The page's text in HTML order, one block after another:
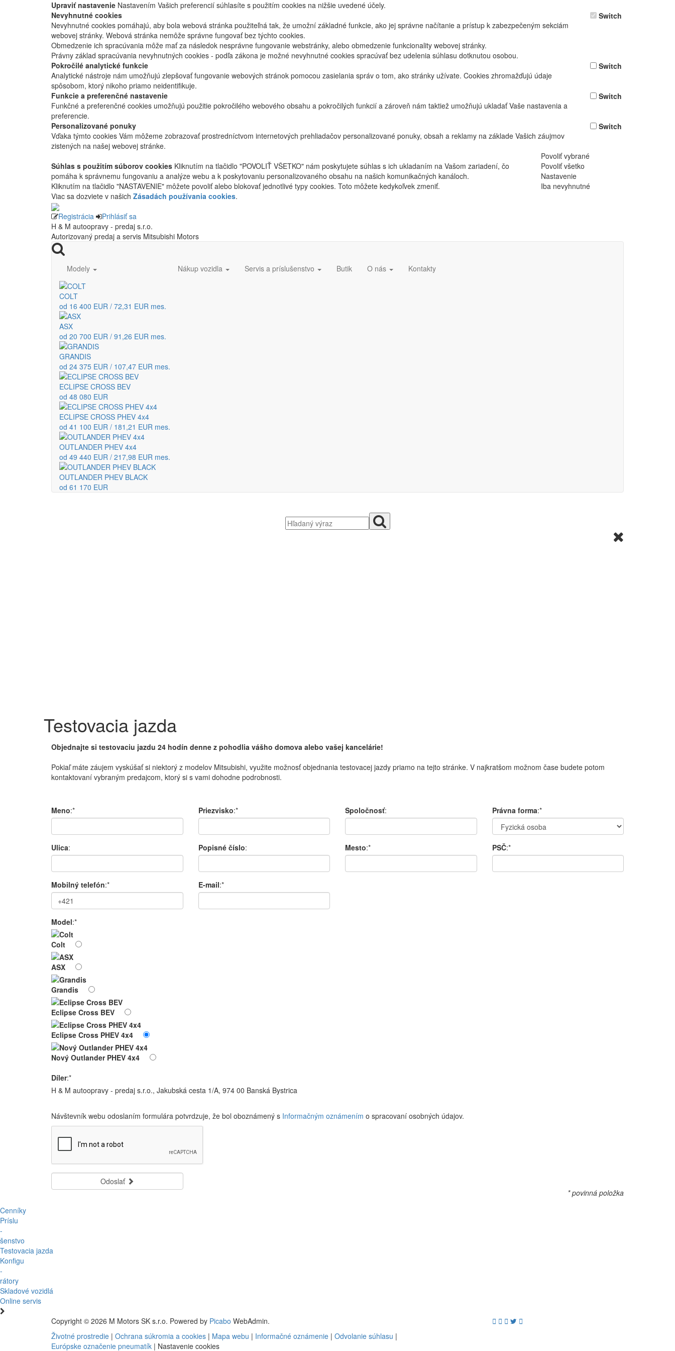
Upraviť nastavenie Nastavením Vašich preferencií súhlasíte s použitím cookies na nižšie uvedené účely.
Nevyhnutné cookies
Nevyhnutné cookies pomáhajú, aby bola webová stránka použiteľná tak, že umožní základné funkcie, ako jej správne načítanie a prístup k zabezpečeným sekciám
webovej stránky. Webová stránka nemôže správne fungovať bez týchto cookies.
Obmedzenie ich spracúvania môže mať za následok nesprávne fungovanie webstránky, alebo obmedzenie funkcionality webovej stránky.
Právny základ spracúvania nevyhnutných cookies - podľa zákona je možné nevyhnutné cookies spracúvať bez udelenia súhlasu dotknutou osobou.
Switch
Pokročilé analytické funkcie
Analytické nástroje nám umožňujú zlepšovať fungovanie webových stránok pomocou zasielania správ o tom, ako stránky užívate. Cookies zhromažďujú údaje
spôsobom, ktorý nikoho priamo neidentifikuje.
Switch
Funkcie a preferenčné nastavenie
Funkčné a preferenčné cookies umožňujú použitie pokročilého webového obsahu a pokročilých funkcií a zároveň nám taktiež umožňujú ukladať Vaše nastavenia a
preferencie.
Switch
Personalizované ponuky
Vďaka týmto cookies Vám môžeme zobrazovať prostredníctvom internetových prehliadačov personalizované ponuky, obsah a reklamy na základe Vašich záujmov
zistených na našej webovej stránke.
Switch
Povoliť vybrané
Súhlas s použitím súborov cookies Kliknutím na tlačidlo "POVOLIŤ VŠETKO" nám poskytujete súhlas s ich ukladaním na Vašom zariadení, čo
pomáha k správnemu fungovaniu a analýze webu a k poskytovaniu personalizovaného obsahu na našich komunikačných kanáloch.
Kliknutím na tlačidlo "NASTAVENIE" môžete povoliť alebo blokovať jednotlivé typy cookies. Toto môžete kedykoľvek zmeniť.
Viac sa dozviete v našich Zásadách používania cookies.
Povoliť všetko
Nastavenie
Iba nevyhnutné
Registrácia
Prihlásiť sa
H & M autoopravy - predaj s.r.o.
Autorizovaný predaj a servis Mitsubishi Motors
Modely
COLT
od 16 400 EUR / 72,31 EUR mes.
ASX
od 20 700 EUR / 91,26 EUR mes.
GRANDIS
od 24 375 EUR / 107,47 EUR mes.
ECLIPSE CROSS BEV
od 48 080 EUR
ECLIPSE CROSS PHEV 4x4
od 41 100 EUR / 181,21 EUR mes.
OUTLANDER PHEV 4x4
od 49 440 EUR / 217,98 EUR mes.
OUTLANDER PHEV BLACK
od 61 170 EUR
Nákup vozidla Servis a príslušenstvo Butik O nás Kontakty
Testovacia jazda
Objednajte si testovaciu jazdu 24 hodín denne z pohodlia vášho domova alebo vašej kancelárie!
Pokiaľ máte záujem vyskúšať si niektorý z modelov Mitsubishi, využite možnosť objednania testovacej jazdy priamo na tejto stránke. V najkratšom možnom čase budete potom
kontaktovaní vybraným predajcom, ktorý si s vami dohodne podrobnosti.
Meno:* Priezvisko:* Spoločnosť: Právna forma:*
Ulica: Popisné číslo: Mesto:* PSČ:*
Mobilný telefón:* E-mail:*
Model:*
Colt
ASX
Grandis
Eclipse Cross BEV
Eclipse Cross PHEV 4x4
Nový Outlander PHEV 4x4
Díler:*
H & M autoopravy - predaj s.r.o., Jakubská cesta 1/A, 974 00 Banská Bystrica
Návštevník webu odoslaním formulára potvrdzuje, že bol oboznámený s Informačným oznámením o spracovaní osobných údajov.
Odoslať
* povinná položka
Cenníky
Príslu
-
šenstvo
Testovacia jazda
Konfigu
-
rátory
Skladové vozidlá
Online servis
Copyright © 2026 M Motors SK s.r.o. Powered by Picabo WebAdmin.
Životné prostredie | Ochrana súkromia a cookies | Mapa webu | Informačné oznámenie | Odvolanie súhlasu |
Európske označenie pneumatík | Nastavenie cookies